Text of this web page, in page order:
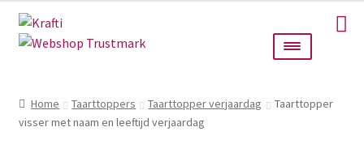
Ga
door
Ga
naar
Taarttoppers
Home Taarttoppers Taarttopper verjaardag
Taarttopper
visser met naam en leeftijd verjaardag